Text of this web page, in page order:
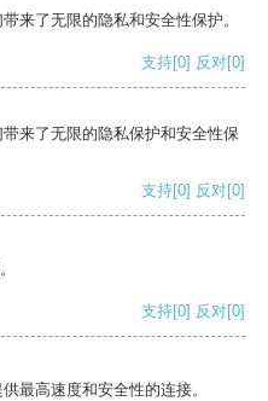
来了无限的隐私和安全性保护。
支持[0] 反对[0]
来了无限的隐私保护和安全性保
支持[0] 反对[0]
支持[0] 反对[0]
最高速度和安全性的连接。